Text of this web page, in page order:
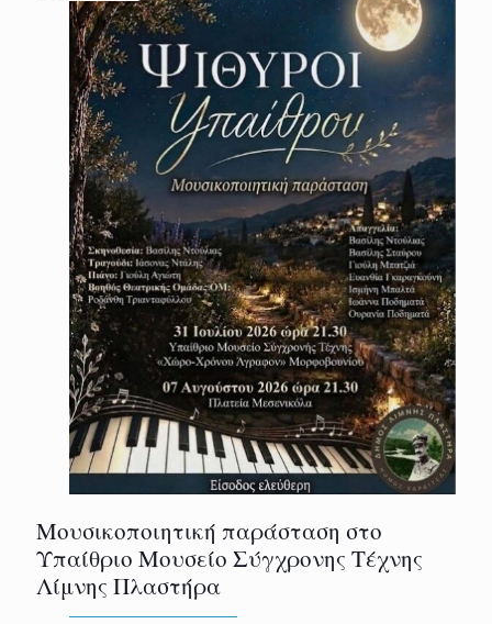
Μουσικοποιητική παράσταση στο
Υπαίθριο Μουσείο Σύγχρονης Τέχνης
Λίμνης Πλαστήρα